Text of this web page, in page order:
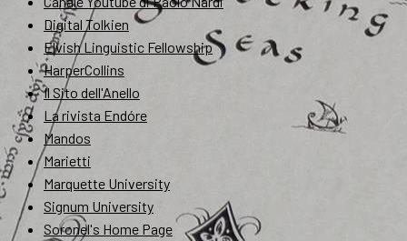
Digital Tolkien
Elvish Linguistic Fellowship
HarperCollins
Il Sito dell'Anello
La rivista Endóre
Mandos
Marietti
Marquette University
Signum University
Soronel's Home Page